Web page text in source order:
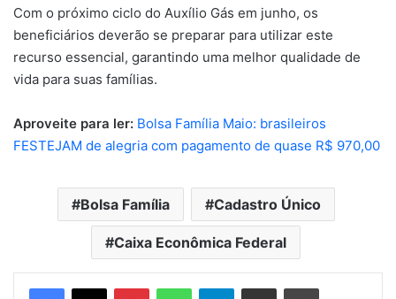
Com o próximo ciclo do Auxílio Gás em junho, os
beneficiários deverão se preparar para utilizar este
recurso essencial, garantindo uma melhor qualidade de
vida para suas famílias.
Aproveite para ler: Bolsa Família Maio: brasileiros
FESTEJAM de alegria com pagamento de quase R$ 970,00
Bolsa Família Cadastro Único
Caixa Econômica Federal
PinterestWhatsAppTelegramCompartilhar via e-mail Imprimir